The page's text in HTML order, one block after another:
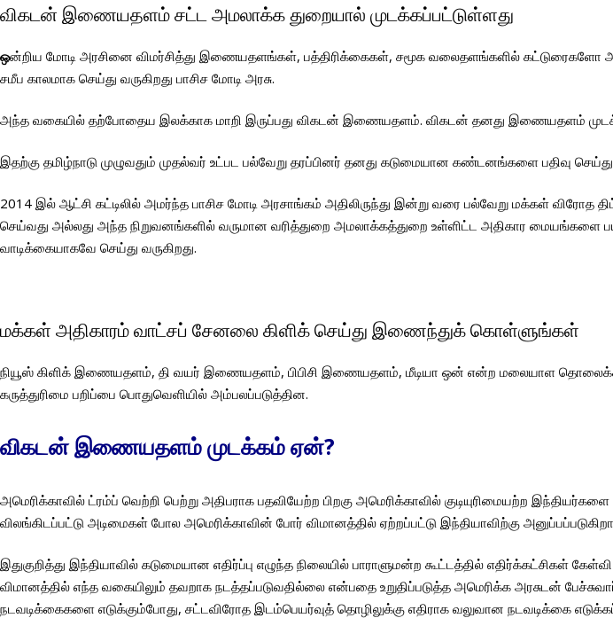
விகடன் இணையதளம் சட்ட அமலாக்க துறையால் முடக்கப்பட்டுள்ளது
ஒன்றிய மோடி அரசினை விமர்சித்து இணையதளங்கள், பத்திரிக்கைகள், சமூக வலைதளங்களில்
சமீப காலமாக செய்து வருகிறது பாசிச மோடி அரசு.
அந்த வகையில் தற்போதைய இலக்காக மாறி இருப்பது விகடன் இணையதளம். விகடன் தனது இணையதளம்
இதற்கு தமிழ்நாடு முழுவதும் முதல்வர் உட்பட பல்வேறு தரப்பினர் தனது கடுமையான கண்டனங்களை பதிவு
2014 இல் ஆட்சி கட்டிலில் அமர்ந்த பாசிச மோடி அரசாங்கம் அதிலிருந்து இன்று வரை பல்வேறு மக்கள் விரோத
செய்வது அல்லது அந்த நிறுவனங்களில் வருமான வரித்துறை அமலாக்கத்துறை உள்ளிட்ட அதிகார
வாடிக்கையாகவே செய்து வருகிறது.
மக்கள் அதிகாரம் வாட்சப் சேனலை கிளிக் செய்து இணைந்துக் கொள்ளுங்கள்
நியூஸ் கிளிக் இணையதளம், தி வயர் இணையதளம், பிபிசி இணையதளம், மீடியா ஒன் என்ற மலையாள
கருத்துரிமை பறிப்பை பொதுவெளியில் அம்பலப்படுத்தின.
விகடன் இணையதளம் முடக்கம் ஏன்?
அமெரிக்காவில் ட்ரம்ப் வெற்றி பெற்று அதிபராக பதவியேற்ற பிறகு அமெரிக்காவில் குடியுரிமையற்ற
விலங்கிடப்பட்டு அடிமைகள் போல அமெரிக்காவின் போர் விமானத்தில் ஏற்றப்பட்டு இந்தியாவிற்கு
இதுகுறித்து இந்தியாவில் கடுமையான எதிர்ப்பு எழுந்த நிலையில் பாராளுமன்ற கூட்டத்தில் எதிர்க்கட்சிகள்
விமானத்தில் எந்த வகையிலும் தவறாக நடத்தப்படுவதில்லை என்பதை உறுதிப்படுத்த அமெரிக்க அரசுடன்
நடவடிக்கைகளை எடுக்கும்போது, ​​சட்டவிரோத இடம்பெயர்வுத் தொழிலுக்கு எதிராக வலுவான நடவடிக்கை